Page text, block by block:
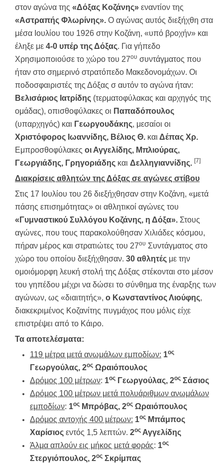
στον αγώνα της «Δόξας Κοζάνης» εναντίον της
«Αστραπής Φλωρίνης». Ο αγώνας αυτός διεξήχθη στα
μέσα Ιουλίου του 1926 στην Κοζάνη, «υπό βροχήν» και
έληξε με 4-0 υπέρ της Δόξας. Για γήπεδο
Χρησιμοποιούσε το χώρο του 27ου συντάγματος που
ήταν στο σημερινό στρατόπεδο Μακεδονομάχων. Οι
ποδοσφαιριστές της Δόξας σ αυτόν το αγώνα ήταν:
Βελισάριος Ιατρίδης (τερματοφύλακας και αρχηγός της
ομάδας), οπισθοφύλακες οι Παπαδόπουλος
(υπαρχηγός) και Γεωργουδάκης, μεσαίοι οι
Χριστόφορος Ιωαννίδης, Βέλιος Θ. και Δέπας Χρ.
Εμπροσθοφύλακες οι Αγγελίδης, Μπλιούρας,
Γεωργιάδης, Γρηγοριάδης και Δελληγιαννίδης. [7]
Διακρίσεις αθλητών της Δόξας σε αγώνες στίβου
Στις 17 Ιουλίου του 26 διεξήχθησαν στην Κοζάνη, «μετά
πάσης επισημότητας» οι αθλητικοί αγώνες του
«Γυμναστικού Συλλόγου Κοζάνης, η Δόξα». Στους
αγώνες, που τους παρακολούθησαν Χιλιάδες κόσμου,
πήραν μέρος και στρατιώτες του 27ου Συντάγματος στο
χώρο του οποίου διεξήχθησαν. 30 αθλητές με την
ομοιόμορφη λευκή στολή της Δόξας στέκονται στο μέσον
του γηπέδου μέχρι να δώσει το σύνθημα της έναρξης των
αγώνων, ως «διαιτητής», ο Κωνσταντίνος Λιούφης,
διακεκριμένος Κοζανίτης πυγμάχος που μόλις είχε
επιστρέψει από το Κάιρο.
Τα αποτελέσματα:
119 μέτρα μετά ανωμάλων εμποδίων: 1ος
Γεωργούλας, 2ος Ωραιόπουλος
Δρόμος 100 μέτρων: 1ος Γεωργούλας, 2ος Σάσιος
Δρόμος 100 μέτρων μετά πολυάριθμων ανωμάλων
εμποδίων: 1ος Μπρόβας, 2ος Ωραιόπουλος
Δρόμος αντοχής 400 μέτρων: 1ος Μπάμπος
Χαρίσιος εντός 1,5 λεπτών. 2ος Αγγελίδης
Άλμα απλούν εις μήκος μετά φοράς: 1ος
Στεργιόπουλος, 2ος Σκρίμπας